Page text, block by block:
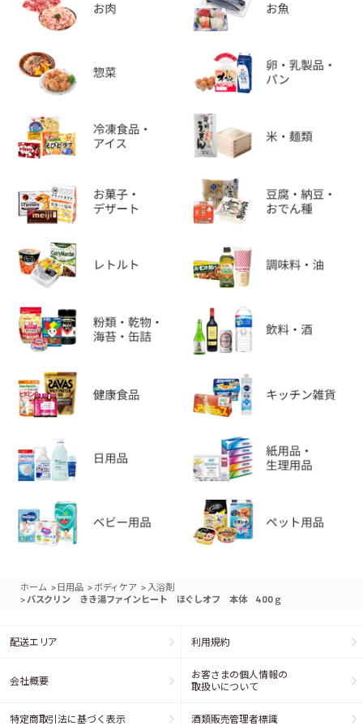
ホーム > 日用品 > ボディケア > 入浴剤
> バスクリン きき湯ファインヒート ほぐしオフ 本体 400ｇ
配送エリア 利用規約
会社概要
お客さまの個人情報の
取扱いについて
特定商取引法に基づく表示 酒類販売管理者標識